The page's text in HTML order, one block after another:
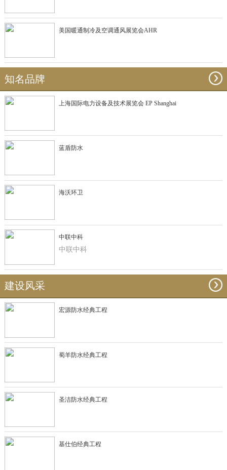
美国暖通制冷及空调通风展览会AHR
知名品牌
上海国际电力设备及技术展览会 EP Shanghai
蓝盾防水
海沃环卫
中联中科
中联中科
建设风采
宏源防水经典工程
蜀羊防水经典工程
圣洁防水经典工程
基仕伯经典工程